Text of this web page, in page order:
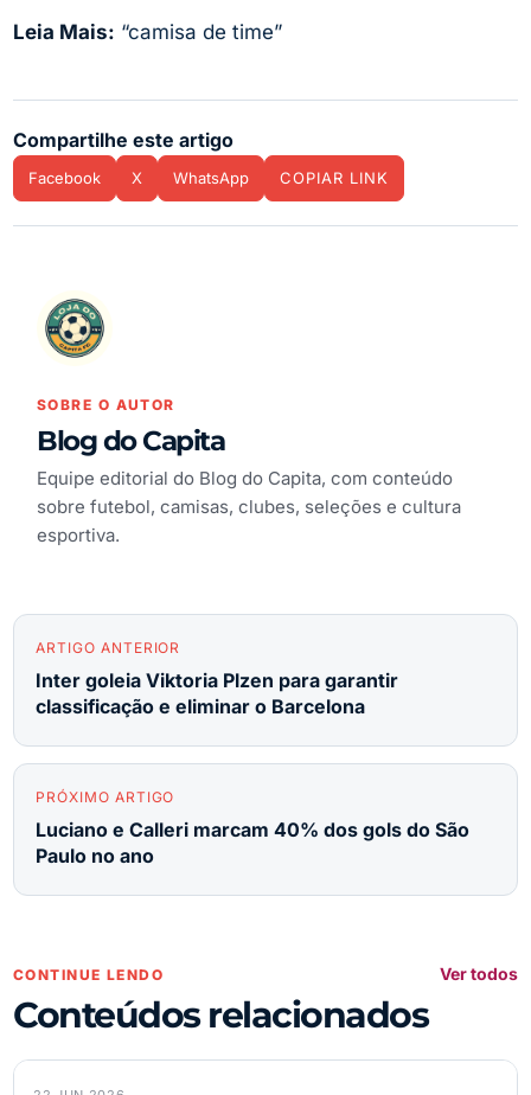
Leia Mais: “camisa de time”
Compartilhe este artigo
Facebook X WhatsApp COPIAR LINK
SOBRE O AUTOR
Blog do Capita
Equipe editorial do Blog do Capita, com conteúdo
sobre futebol, camisas, clubes, seleções e cultura
esportiva.
ARTIGO ANTERIOR
Inter goleia Viktoria Plzen para garantir
classificação e eliminar o Barcelona
PRÓXIMO ARTIGO
Luciano e Calleri marcam 40% dos gols do São
Paulo no ano
CONTINUE LENDO
Conteúdos relacionados
Ver todos